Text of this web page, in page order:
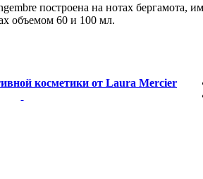
построена на нотах бергамота,
объемом 60 и 100 мл.
косметики от Laura Mercier